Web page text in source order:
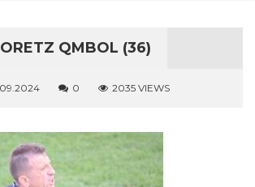
QMBOL (36)
0 2035 VIEWS